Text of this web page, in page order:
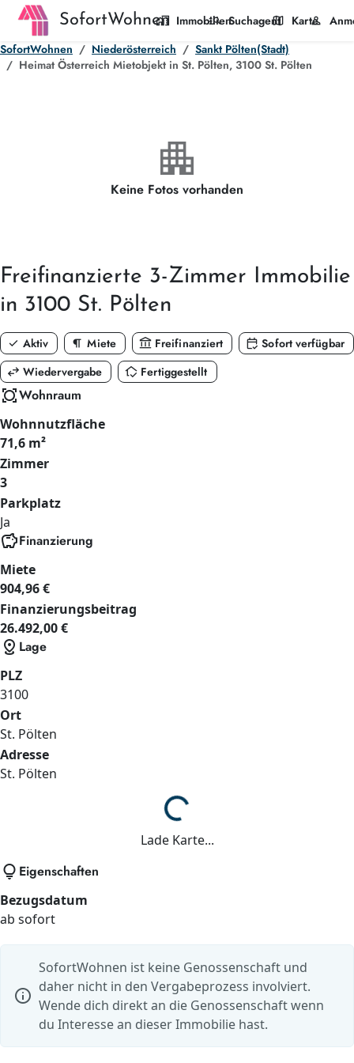
SofortWohnen
home_work Immobilien
manage_search Suchagent
map Karte
person
SofortWohnen
Niederösterreich
Sankt Pölten(Stadt)
Heimat Österreich Mietobjekt in St. Pölten, 3100 St. Pölten
apartment
Keine Fotos vorhanden
Freifinanzierte 3-Zimmer Immobilie
in 3100 St. Pölten
check Aktiv format_paragraph Miete account_balance Freifinanziert calendar_check Sofort verfügbar
swap_horiz Wiedervergabe in_home_mode Fertiggestellt
all_outWohnraum
Wohnnutzfläche
71,6 m²
Zimmer
3
Parkplatz
Ja
savingsFinanzierung
Miete
904,96 €
Finanzierungsbeitrag
26.492,00 €
distance Lage
PLZ
3100
Ort
St. Pölten
Adresse
St. Pölten
Lade...
Lade Karte...
lightbulb Eigenschaften
Bezugsdatum
ab sofort
info
SofortWohnen ist keine Genossenschaft und
daher nicht in den Vergabeprozess involviert.
Wende dich direkt an die Genossenschaft wenn
du Interesse an dieser Immobilie hast.